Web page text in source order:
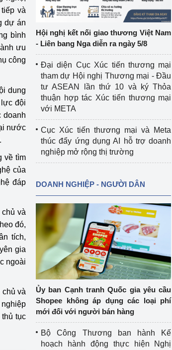
và
dự án
bình
ưu
công
dung
đội
doanh
nước
về tìm
của
đáp
và
đó,
tích,
gia
ngoài
và
tục
Hội nghị kết nối giao thương Việt Nam
- Liên bang Nga diễn ra ngày 5/8
Đại diện Cục Xúc tiến thương mại
tham dự Hội nghị Thương mại - Đầu
tư ASEAN lần thứ 10 và ký Thỏa
thuận hợp tác Xúc tiến thương mại
với META
Cục Xúc tiến thương mại và Meta
thúc đẩy ứng dụng AI hỗ trợ doanh
nghiệp mở rộng thị trường
DOANH NGHIỆP - NGƯỜI DÂN
Ủy ban Cạnh tranh Quốc gia yêu cầu
Shopee không áp dụng các loại phí
mới đối với người bán hàng
Bộ Công Thương ban hành Kế
hoạch hành động thực hiện Nghị